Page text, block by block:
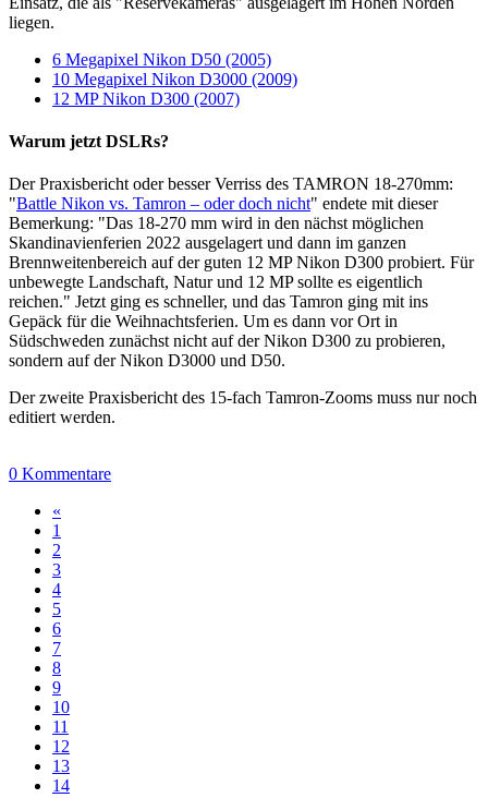
liegen.
6 Megapixel Nikon D50 (2005)
10 Megapixel Nikon D3000 (2009)
12 MP Nikon D300 (2007)
Warum jetzt DSLRs?
Der Praxisbericht oder besser Verriss des TAMRON 18-270mm:
"Battle Nikon vs. Tamron – oder doch nicht" endete mit dieser
Bemerkung: "Das 18-270 mm wird in den nächst möglichen
Skandinavienferien 2022 ausgelagert und dann im ganzen
Brennweitenbereich auf der guten 12 MP Nikon D300 probiert. Für
unbewegte Landschaft, Natur und 12 MP sollte es eigentlich
reichen." Jetzt ging es schneller, und das Tamron ging mit ins
Gepäck für die Weihnachtsferien. Um es dann vor Ort in
Südschweden zunächst nicht auf der Nikon D300 zu probieren,
sondern auf der Nikon D3000 und D50.
Der zweite Praxisbericht des 15-fach Tamron-Zooms muss nur noch
editiert werden.
0 Kommentare
«
1
2
3
4
5
6
7
8
9
10
11
12
13
14